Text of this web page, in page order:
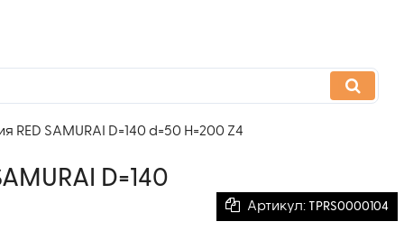
SAMURAI D=140 d=50 H=200 Z4
D=140
Артикул: TPRS0000104